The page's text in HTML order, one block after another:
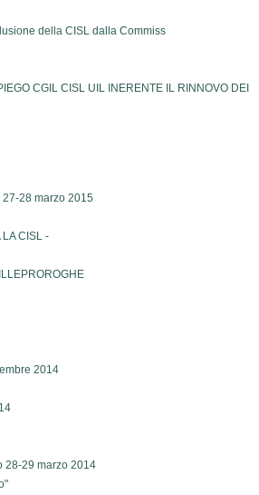
della CISL dalla Commiss
CGIL CISL UIL INERENTE IL RINNOVO DEI
28 marzo 2015
CISL -
2014
28-29 marzo 2014